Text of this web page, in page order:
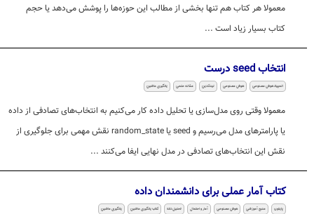
معمولا هر کتاب هم تنها بخشی از مطالب این حوزه‌ها را پوشش می‌دهد یا حجم
کتاب بسیار زیاد است ...
انتخاب seed درست
المپیاد هوش مصنوعی هوش مصنوعی لینکدین مقاله علمی یادگیری ماشین
معمولا وقتی روی مدل‌سازی یا تحلیل داده کار می‌کنیم به انتخاب‌های تصادفی از داده
یا پارامترهای مدل می‌رسیم و seed یا random_state نقش مهمی برای جلوگیری از
نقش این انتخاب‌های تصادفی در مدل نهایی ایفا می‌کنند ...
کتاب آمار عملی برای دانشمندان داده
منبع آموزشی هوش مصنوعی آمار و احتمال تحلیل داده کتاب یادگیری ماشین یادگیری ماشین